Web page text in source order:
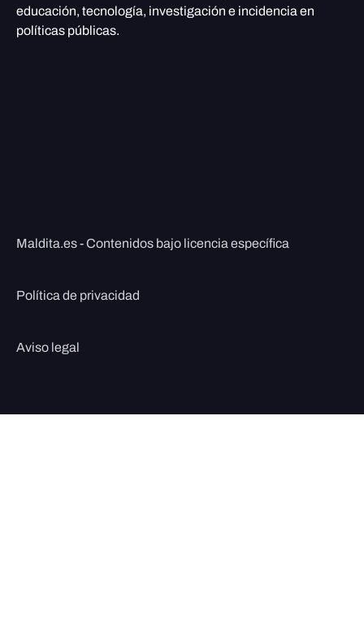
educación, tecnología, investigación e incidencia en
políticas públicas.
Maldita.es - Contenidos bajo licencia específica
Política de privacidad
Aviso legal